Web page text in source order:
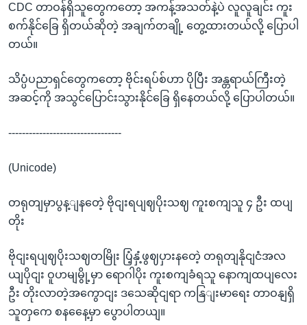
CDC တာဝန်ရှိသူတွေကတော့ အကန့်အသတ်နဲ့ပဲ လူလူချင်း ကူး
စက်နိုင်ခြေ ရှိတယ်ဆိုတဲ့ အချက်တချို့ တွေ့ထားတယ်လို့ ပြောပါ
တယ်။
သိပ္ပံပညာရှင်တွေကတော့ ဗိုင်းရပ်စ်ဟာ ပိုပြီး အန္တရာယ်ကြီးတဲ့
အဆင့်ကို အသွင်ပြောင်းသွားနိုင်ခြေ ရှိနေတယ်လို့ ပြောပါတယ်။
---------------------------------
(Unicode)
တရုတျမှာပွန့ျနတေဲ့ ဗိုငျးရပျဈပိုးသဈ ကူးစကျသူ ၄ ဦး ထပျ
တိုး
ဗိုငျးရပျဈပိုးသဈတမြိုး ပြံ့နှံ့ဖွဈပှားနတေဲ့ တရုတျနိုငျငံအလ
ယျပိုငျး ဝူဟမျမွို့မှာ ရောဂါပိုး ကူးစကျခံရသူ နောကျထပျလေး
ဦး တိုးလာတဲ့အကွောငျး ဒသေဆိုငျရာ ကနြျးမာရေး တာဝနျရှိ
သူတှကေ စနနေေ့မှာ ပွောပါတယျ။